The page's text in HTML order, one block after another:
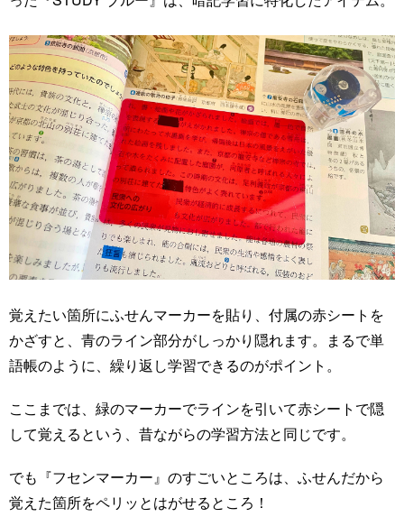
覚えたい箇所にふせんマーカーを貼り、付属の赤シートを
かざすと、青のライン部分がしっかり隠れます。まるで単
語帳のように、繰り返し学習できるのがポイント。
ここまでは、緑のマーカーでラインを引いて赤シートで隠
して覚えるという、昔ながらの学習方法と同じです。
でも『フセンマーカー』のすごいところは、ふせんだから
覚えた箇所をペリッとはがせるところ！